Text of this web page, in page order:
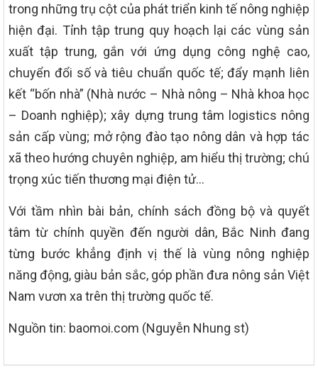
trong những trụ cột của phát triển kinh tế nông nghiệp
hiện đại. Tỉnh tập trung quy hoạch lại các vùng sản
xuất tập trung, gắn với ứng dụng công nghệ cao,
chuyển đổi số và tiêu chuẩn quốc tế; đẩy mạnh liên
kết “bốn nhà” (Nhà nước – Nhà nông – Nhà khoa học
– Doanh nghiệp); xây dựng trung tâm logistics nông
sản cấp vùng; mở rộng đào tạo nông dân và hợp tác
xã theo hướng chuyên nghiệp, am hiểu thị trường; chú
trọng xúc tiến thương mại điện tử…
Với tầm nhìn bài bản, chính sách đồng bộ và quyết
tâm từ chính quyền đến người dân, Bắc Ninh đang
từng bước khẳng định vị thế là vùng nông nghiệp
năng động, giàu bản sắc, góp phần đưa nông sản Việt
Nam vươn xa trên thị trường quốc tế.
Nguồn tin: baomoi.com (Nguyễn Nhung st)